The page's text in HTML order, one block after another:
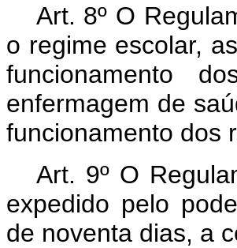
Art. 8º O
o regime escolar,
funcionamento
enfermagem de
funcionamento dos
Art. 9º O
expedido pelo
de noventa dias, a